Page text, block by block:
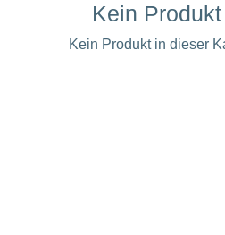
Kein
Kein Produkt in dieser